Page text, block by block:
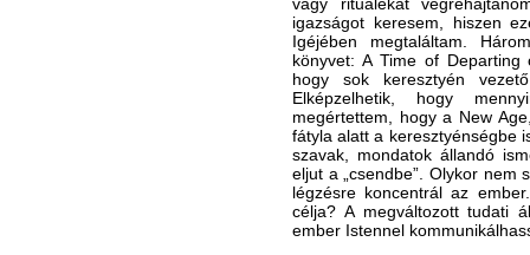
igazságot keresem, hiszen
Igéjében megtaláltam.
könyvet: A Time of
hogy sok keresztyén
Elképzelhetik, hogy
megértettem, hogy a New
fátyla alatt a keresztyénségbe
szavak, mondatok állandó
eljut a „csendbe”. Olykor nem
légzésre koncentrál az
célja? A megváltozott tudati
ember Istennel